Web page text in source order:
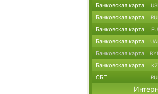
Банковская карта
Банковская карта
Банковская карта
Банковская карта
Банковская карта
Банковская карта
СБП